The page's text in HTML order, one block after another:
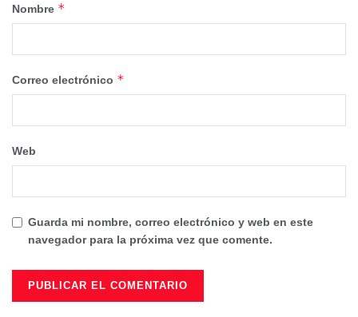
Nombre *
Correo electrónico *
Web
Guarda mi nombre, correo electrónico y web en este
navegador para la próxima vez que comente.